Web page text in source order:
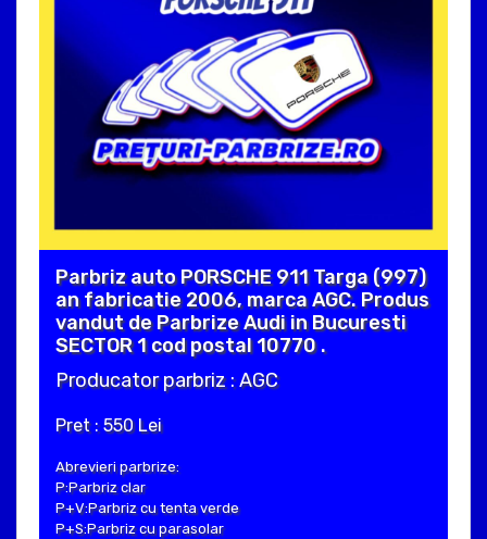
Parbriz auto PORSCHE 911 Targa (997)
an fabricatie 2006, marca AGC. Produs
vandut de Parbrize Audi in Bucuresti
SECTOR 1 cod postal 10770 .
Producator parbriz : AGC
Pret : 550 Lei
Abrevieri parbrize:
P:Parbriz clar
P+V:Parbriz cu tenta verde
P+S:Parbriz cu parasolar